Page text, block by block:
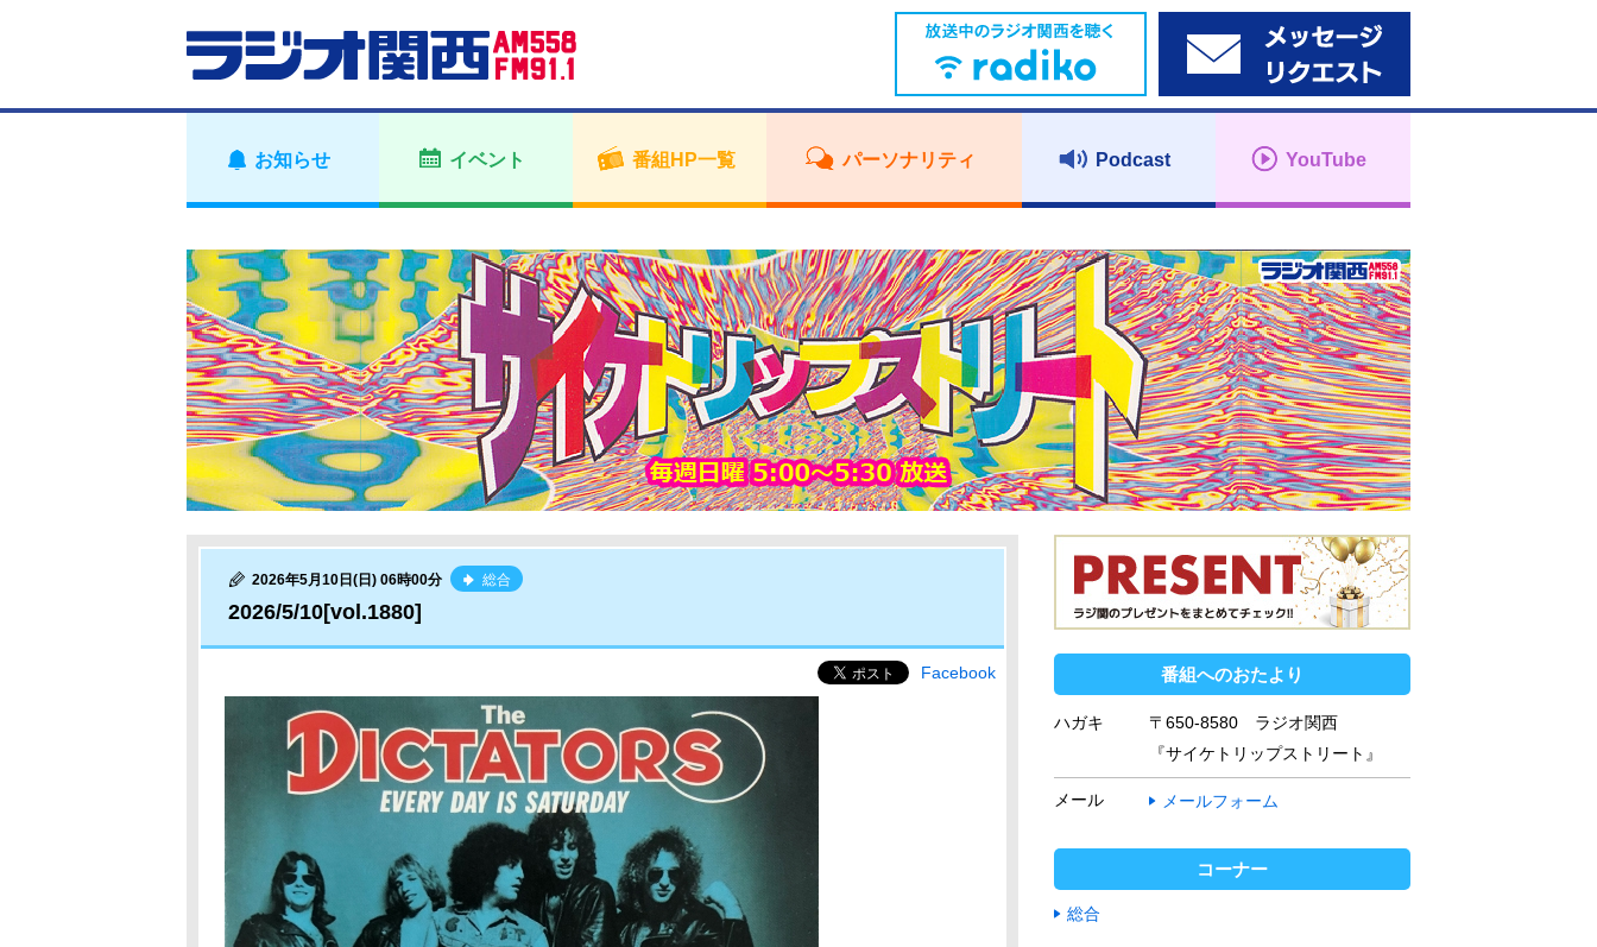
お知らせ イベント 番組HP一覧 パーソナリティ Podcast YouTube
2026年5月10日(日) 06時00分 総合
2026/5/10[vol.1880]
Facebook 番組へのおたより
ハガキ
〒650-8580 ラジオ関西
『サイケトリップストリート』
メール メールフォーム
コーナー
総合